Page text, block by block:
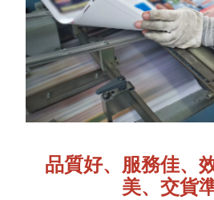
品質好、服務佳、
美、交貨